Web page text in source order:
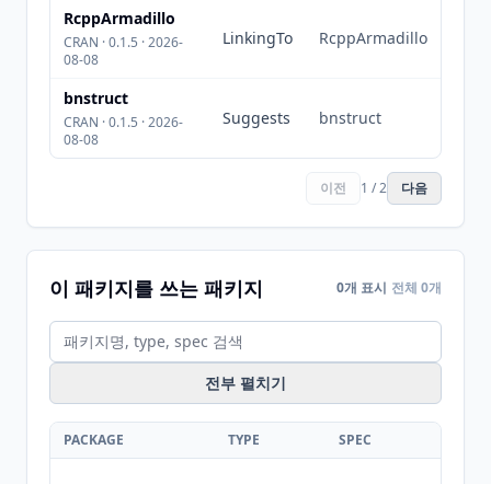
RcppArmadillo
CRAN · 0.1.5 · 2026-
08-08
LinkingTo RcppArmadillo
bnstruct
CRAN · 0.1.5 · 2026-
08-08
Suggests bnstruct
이전 1 / 2 다음
이 패키지를 쓰는 패키지 0개 표시 전체 0개
전부 펼치기
PACKAGE TYPE SPEC